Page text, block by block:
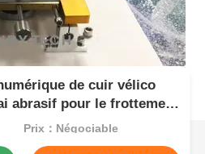
de cuir vélico
abrasif pour le frottement
Prix：Négociable